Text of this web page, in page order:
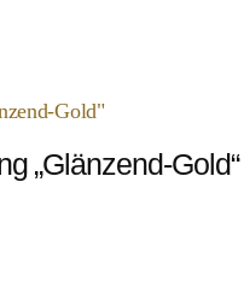
„Glänzend-Gold“